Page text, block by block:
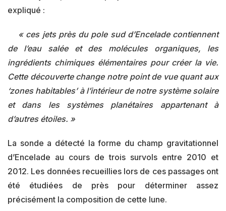
expliqué :
« ces jets près du pole sud d’Encelade contiennent
de l’eau salée et des molécules organiques, les
ingrédients chimiques élémentaires pour créer la vie.
Cette découverte change notre point de vue quant aux
‘zones habitables’ à l’intérieur de notre système solaire
et dans les systèmes planétaires appartenant à
d’autres étoiles. »
La sonde a détecté la forme du champ gravitationnel
d’Encelade au cours de trois survols entre 2010 et
2012. Les données recueillies lors de ces passages ont
été étudiées de près pour déterminer assez
précisément la composition de cette lune.